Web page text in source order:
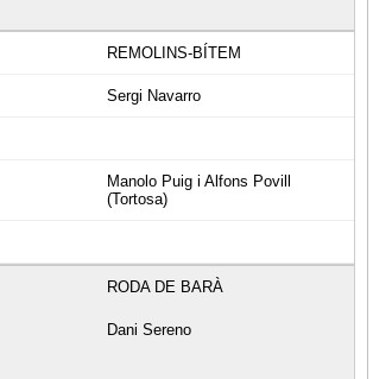
REMOLINS-BÍTEM
Sergi Navarro
Manolo Puig i Alfons Povill
(Tortosa)
RODA DE BARÀ
Dani Sereno